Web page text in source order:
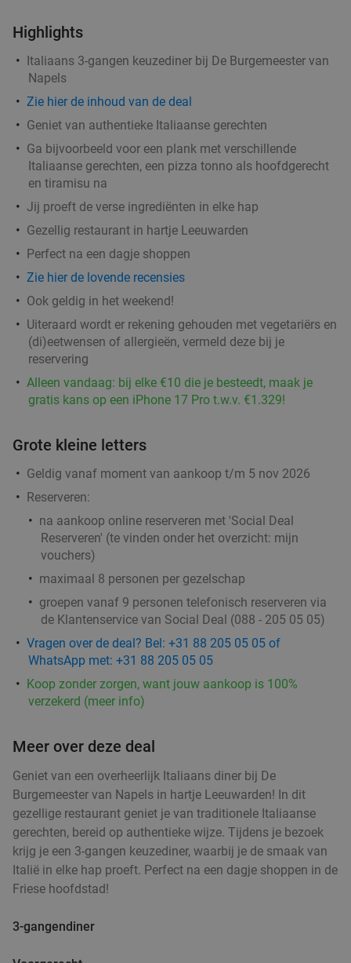
Highlights
Italiaans 3-gangen keuzediner bij De Burgemeester van
Napels
Zie hier de inhoud van de deal
Geniet van authentieke Italiaanse gerechten
Ga bijvoorbeeld voor een plank met verschillende
Italiaanse gerechten, een pizza tonno als hoofdgerecht
en tiramisu na
Jij proeft de verse ingrediënten in elke hap
Gezellig restaurant in hartje Leeuwarden
Perfect na een dagje shoppen
Zie hier de lovende recensies
Ook geldig in het weekend!
Uiteraard wordt er rekening gehouden met vegetariërs en
(di)eetwensen of allergieën, vermeld deze bij je
reservering
Alleen vandaag: bij elke €10 die je besteedt, maak je
gratis kans op een iPhone 17 Pro t.w.v. €1.329!
Grote kleine letters
Geldig vanaf moment van aankoop t/m 5 nov 2026
Reserveren:
na aankoop online reserveren met 'Social Deal
Reserveren' (te vinden onder het overzicht: mijn
vouchers)
maximaal 8 personen per gezelschap
groepen vanaf 9 personen telefonisch reserveren via
de Klantenservice van Social Deal (088 - 205 05 05)
Vragen over de deal? Bel: +31 88 205 05 05 of
WhatsApp met: +31 88 205 05 05
Koop zonder zorgen, want jouw aankoop is 100%
verzekerd (meer info)
Meer over deze deal
Geniet van een overheerlijk Italiaans diner bij De
Burgemeester van Napels in hartje Leeuwarden! In dit
gezellige restaurant geniet je van traditionele Italiaanse
gerechten, bereid op authentieke wijze. Tijdens je bezoek
krijg je een 3-gangen keuzediner, waarbij je de smaak van
Italië in elke hap proeft. Perfect na een dagje shoppen in de
Friese hoofdstad!
3-gangendiner